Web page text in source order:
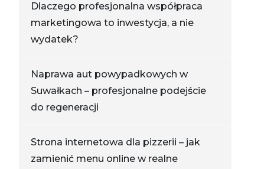
Dlaczego profesjonalna współpraca
marketingowa to inwestycja, a nie
wydatek?
Naprawa aut powypadkowych w
Suwałkach – profesjonalne podejście
do regeneracji
Strona internetowa dla pizzerii – jak
zamienić menu online w realne